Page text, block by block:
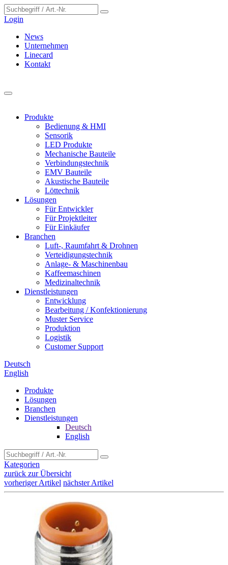
Login
News
Unternehmen
Linecard
Kontakt
Produkte
Bedienung & HMI
Sensorik
LED Produkte
Mechanische Bauteile
Verbindungstechnik
EMV Bauteile
Akustische Bauteile
Löttechnik
Lösungen
Für Entwickler
Für Projektleiter
Für Einkäufer
Branchen
Luft-, Raumfahrt & Drohnen
Verteidigungstechnik
Anlage- & Maschinenbau
Kaffeemaschinen
Medizinaltechnik
Dienstleistungen
Entwicklung
Bearbeitung / Konfektionierung
Muster Service
Produktion
Logistik
Customer Support
Deutsch
English
Produkte
Lösungen
Branchen
Dienstleistungen
Deutsch
English
Kategorien
zurück zur Übersicht
vorheriger Artikel nächster Artikel
Cookie-Einstellungen